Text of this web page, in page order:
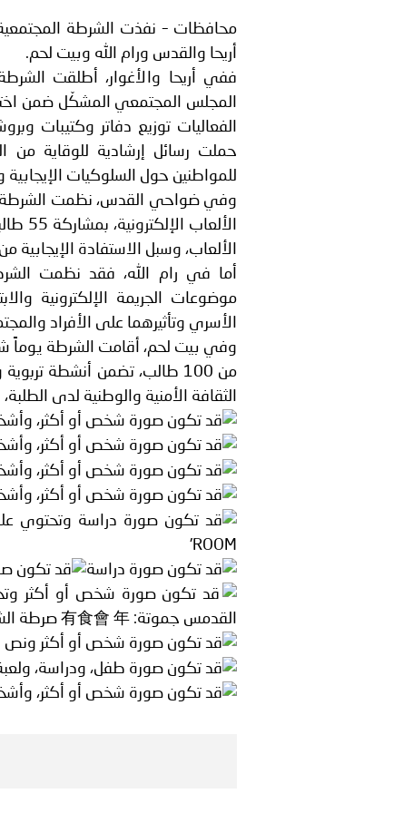
بيان صادر عن الأمانة
محافظات – نفذت الشرطة
أريحا والقدس ورام الله وبيت لحم.
ففي أريحا والأغوار، أطلقت
المجلس المجتمعي المشكّل ضمن
الفعاليات توزيع دفاتر وكتيبات
حملت رسائل إرشادية للوقاية من
للمواطنين حول السلوكيات
وفي ضواحي القدس، نظمت الشرطة
الألعاب، وسبل الاستفادة الإيجابية
أما في رام الله، فقد نظمت
موضوعات الجريمة الإلكترونية
الأسري وتأثيرهما على الأفراد والمجتمع،
وفي بيت لحم، أقامت الشرطة يوماً
من 100 طالب، تضمن أنشطة
الثقافة الأمنية والوطنية لدى